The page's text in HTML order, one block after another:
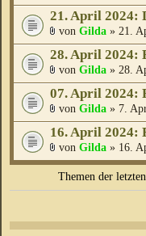
21. April 2024:
von Gilda » 21.
28. April 2024:
von Gilda » 28.
07. April 2024:
von Gilda » 7.
16. April 2024:
von Gilda » 16.
Themen der